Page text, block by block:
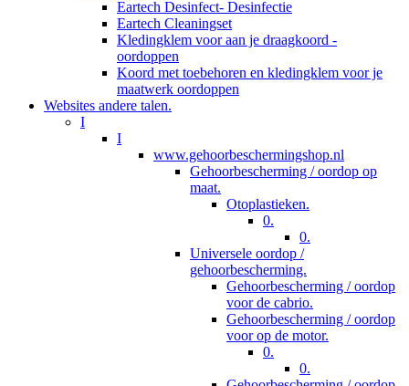
Eartech Desinfect- Desinfectie
Eartech Cleaningset
Kledingklem voor aan je draagkoord -
oordoppen
Koord met toebehoren en kledingklem voor je
maatwerk oordoppen
Websites andere talen.
I
I
www.gehoorbeschermingshop.nl
Gehoorbescherming / oordop op
maat.
Otoplastieken.
0.
0.
Universele oordop /
gehoorbescherming.
Gehoorbescherming / oordop
voor de cabrio.
Gehoorbescherming / oordop
voor op de motor.
0.
0.